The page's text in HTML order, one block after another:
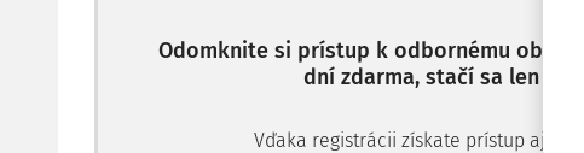
Odomknite si prístup k odbornému
dní zdarma, stačí sa len
Vďaka registrácii získate prístup aj k